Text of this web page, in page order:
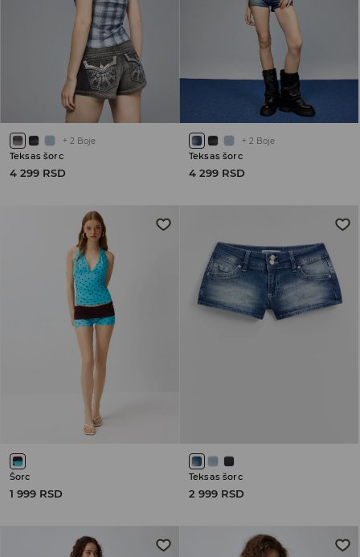
+ 2 Boje
Teksas šorc
4 299 RSD
+ 2 Boje
Teksas šorc
4 299 RSD
Šorc
1 999 RSD
Teksas šorc
2 999 RSD